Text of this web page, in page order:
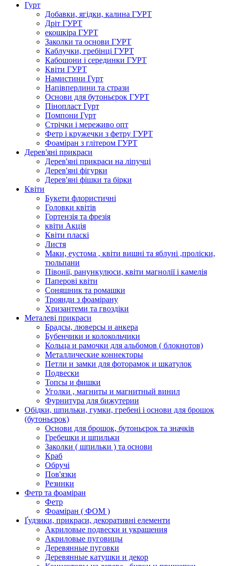
Гурт
Добавки, ягідки, калина ГУРТ
Дріт ГУРТ
екошкіра ГУРТ
Заколки та основи ГУРТ
Каблучки, гребінці ГУРТ
Кабошони і серединки ГУРТ
Квіти ГУРТ
Намистини Гурт
Напівперлини та стрази
Основи для бутоньєрок ГУРТ
Пінопласт Гурт
Помпони Гурт
Стрічки і мереживо опт
Фетр і кружечки з фетру ГУРТ
Фоаміран з глітером ГУРТ
Дерев'яні прикраси
Дерев'яні прикраси на ліпучці
Дерев'яні фігурки
Дерев'яні фішки та бірки
Квіти
Букети флористичні
Головки квітів
Гортензія та фрезія
квіти Акція
Квіти пласкі
Листя
Маки, еустома , квіти вишні та яблуні ,проліски,
тюльпани
Півонії, ранункулюси, квіти магнолії і камелія
Паперові квіти
Соняшник та ромашки
Троянди з фоамірану
Хризантеми та гвоздіки
Металеві прикраси
Брадсы, люверсы и анкера
Бубенчики и колокольчики
Кольца и рамочки для альбомов ( блокнотов)
Металлические коннекторы
Петли и замки для фоторамок и шкатулок
Подвески
Топсы и фишки
Уголки , магниты и магнитный винил
Фурнитура для бижутерии
Обідки, шпильки, гумки, гребені і основи для брошок
(бутоньєрок)
Основи для брошок, бутоньєрок та значків
Гребешки и шпильки
Заколки ( шпильки ) та основи
Краб
Обручі
Пов'язки
Резинки
Фетр та фоаміран
Фетр
Фоаміран ( ФОМ )
Ґудзики, прикраси, декоративні елементи
Акриловые подвески и украшения
Акриловые пуговицы
Деревянные пуговки
Деревянные катушки и декор